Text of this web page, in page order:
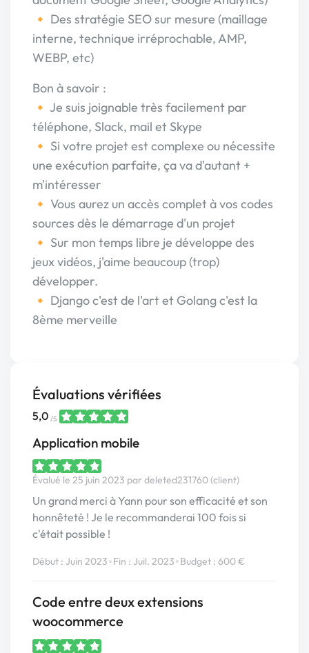
🔸 Des stratégie SEO sur mesure (maillage
interne, technique irréprochable, AMP,
WEBP, etc)
Bon à savoir :
🔸 Je suis joignable très facilement par
téléphone, Slack, mail et Skype
🔸 Si votre projet est complexe ou nécessite
une exécution parfaite, ça va d'autant +
m'intéresser
🔸 Vous aurez un accès complet à vos codes
sources dès le démarrage d'un projet
🔸 Sur mon temps libre je développe des
jeux vidéos, j'aime beaucoup (trop)
développer.
🔸 Django c'est de l'art et Golang c'est la
8ème merveille
Évaluations vérifiées
5,0 /5
Application mobile
Évalué le 25 juin 2023 par deleted231760 (client)
Un grand merci à Yann pour son efficacité et son
honnêteté ! Je le recommanderai 100 fois si
c'était possible !
Début : Juin 2023•Fin : Juil. 2023•Budget : 600 €
Code entre deux extensions
woocommerce